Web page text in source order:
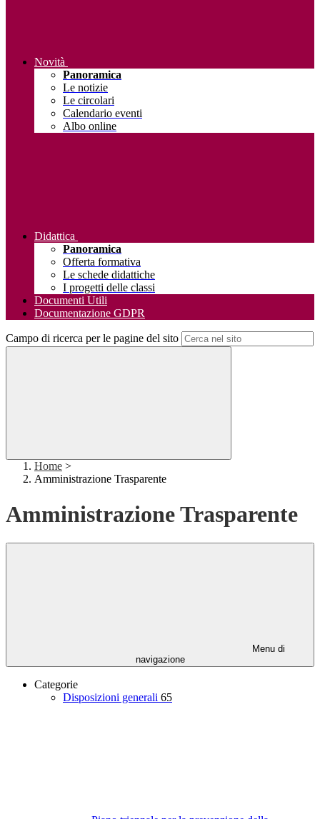
Novità
Panoramica
Le notizie
Le circolari
Calendario eventi
Albo online
Didattica
Panoramica
Offerta formativa
Le schede didattiche
I progetti delle classi
Documenti Utili
Documentazione GDPR
Campo di ricerca per le pagine del sito
Home >
Amministrazione Trasparente
Amministrazione Trasparente
Menu di
navigazione
Categorie
Disposizioni generali 65